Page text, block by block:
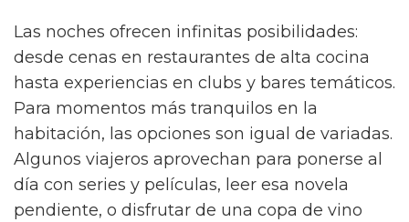
Las noches ofrecen infinitas posibilidades:
desde cenas en restaurantes de alta cocina
hasta experiencias en clubs y bares temáticos.
Para momentos más tranquilos en la
habitación, las opciones son igual de variadas.
Algunos viajeros aprovechan para ponerse al
día con series y películas, leer esa novela
pendiente, o disfrutar de una copa de vino